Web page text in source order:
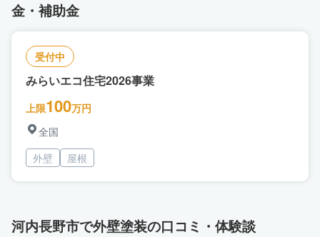
金・補助金
受付中
みらいエコ住宅2026事業
上限100万円
全国
外壁
屋根
河内長野市で外壁塗装の口コミ・体験談